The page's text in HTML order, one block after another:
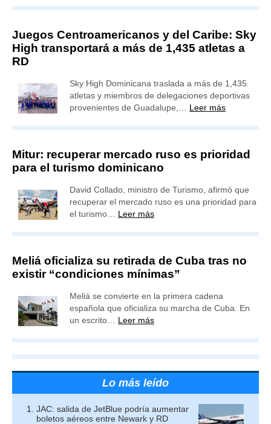
Juegos Centroamericanos y del Caribe: Sky
High transportará a más de 1,435 atletas a
RD
Sky High Dominicana traslada a más de 1,435
atletas y miembros de delegaciones deportivas
provenientes de Guadalupe,… Leer más
Mitur: recuperar mercado ruso es prioridad
para el turismo dominicano
David Collado, ministro de Turismo, afirmó que
recuperar el mercado ruso es una prioridad para
el turismo… Leer más
Meliá oficializa su retirada de Cuba tras no
existir “condiciones mínimas”
Meliá se convierte en la primera cadena
española que oficializa su marcha de Cuba. En
un escrito… Leer más
Lo más leído
JAC: salida de JetBlue podría aumentar
boletos aéreos entre Newark y RD